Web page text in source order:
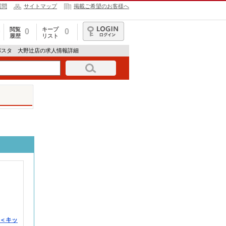
問 サイトマップ 掲載ご希望のお客様へ
閲覧
履歴
0
キープ
リスト
0
ログイン
スタ 大野辻店の求人情報詳細
キッ